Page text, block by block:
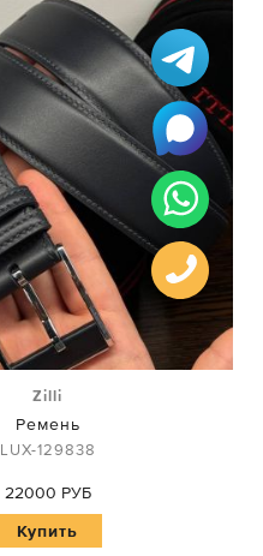
Zilli
Ремень
LUX-129838
22000 РУБ
Купить